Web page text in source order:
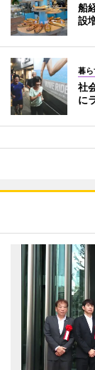
船
設
暮ら
社
に